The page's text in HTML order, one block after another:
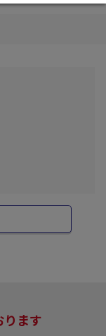
ります